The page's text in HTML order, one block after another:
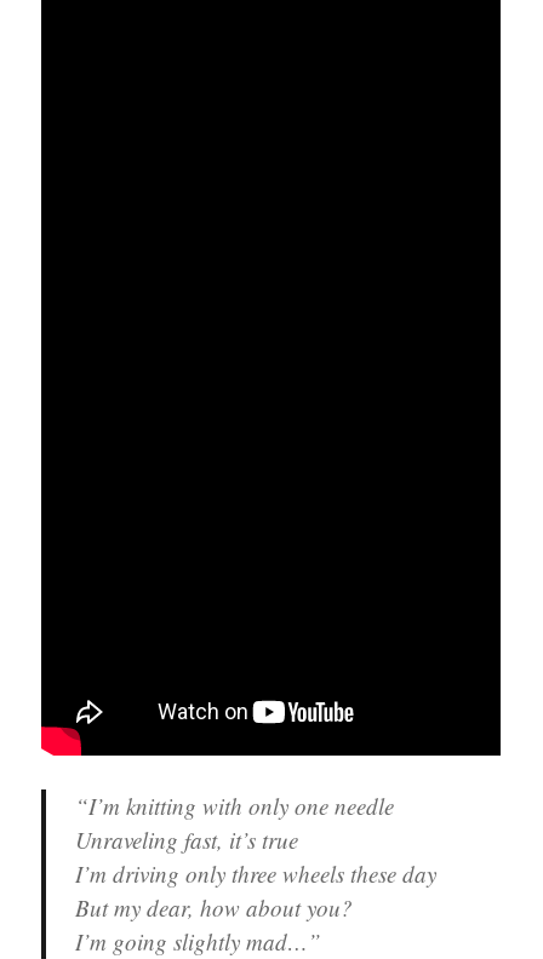
“I’m knitting with only one needle
Unraveling fast, it’s true
I’m driving only three wheels these day
But my dear, how about you?
I’m going slightly mad…”